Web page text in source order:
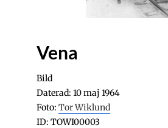
Vena
Bild
Daterad: 10 maj 1964
Foto: Tor Wiklund
ID: TOWI00003